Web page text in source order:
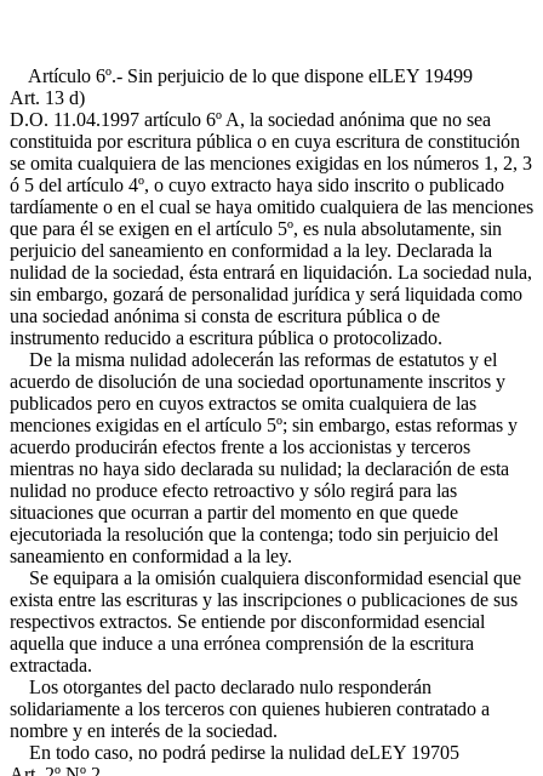
Artículo 6º.- Sin perjuicio de lo que dispone elLEY 19499
Art. 13 d)
D.O. 11.04.1997 artículo 6º A, la sociedad anónima que no sea
constituida por escritura pública o en cuya escritura de constitución
se omita cualquiera de las menciones exigidas en los números 1, 2, 3
ó 5 del artículo 4º, o cuyo extracto haya sido inscrito o publicado
tardíamente o en el cual se haya omitido cualquiera de las menciones
que para él se exigen en el artículo 5º, es nula absolutamente, sin
perjuicio del saneamiento en conformidad a la ley. Declarada la
nulidad de la sociedad, ésta entrará en liquidación. La sociedad nula,
sin embargo, gozará de personalidad jurídica y será liquidada como
una sociedad anónima si consta de escritura pública o de
instrumento reducido a escritura pública o protocolizado.
De la misma nulidad adolecerán las reformas de estatutos y el
acuerdo de disolución de una sociedad oportunamente inscritos y
publicados pero en cuyos extractos se omita cualquiera de las
menciones exigidas en el artículo 5º; sin embargo, estas reformas y
acuerdo producirán efectos frente a los accionistas y terceros
mientras no haya sido declarada su nulidad; la declaración de esta
nulidad no produce efecto retroactivo y sólo regirá para las
situaciones que ocurran a partir del momento en que quede
ejecutoriada la resolución que la contenga; todo sin perjuicio del
saneamiento en conformidad a la ley.
Se equipara a la omisión cualquiera disconformidad esencial que
exista entre las escrituras y las inscripciones o publicaciones de sus
respectivos extractos. Se entiende por disconformidad esencial
aquella que induce a una errónea comprensión de la escritura
extractada.
Los otorgantes del pacto declarado nulo responderán
solidariamente a los terceros con quienes hubieren contratado a
nombre y en interés de la sociedad.
En todo caso, no podrá pedirse la nulidad deLEY 19705